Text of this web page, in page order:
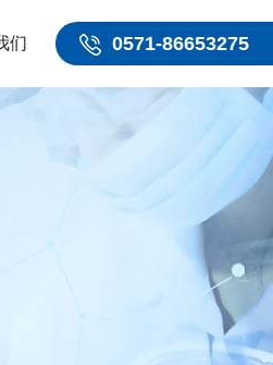
0571-86653275
们